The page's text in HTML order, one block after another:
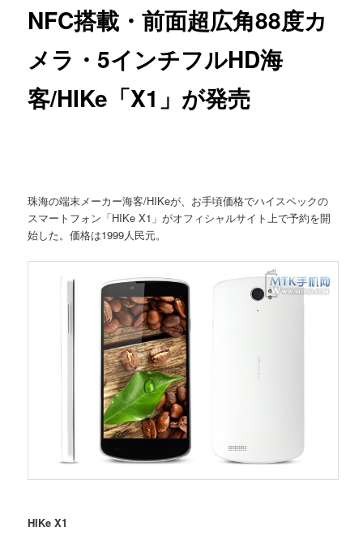
NFC搭載・前面超広角88度カ
メラ・5インチフルHD海
客/HIKe「X1」が発売
珠海の端末メーカー海客/HIKeが、お手頃価格でハイスペックの
スマートフォン「HIKe X1」がオフィシャルサイト上で予約を開
始した。価格は1999人民元。
HIKe X1